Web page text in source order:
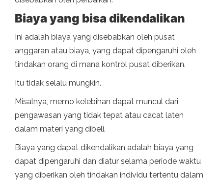
Biaya yang bisa dikendalikan
Ini adalah biaya yang disebabkan oleh pusat
anggaran atau biaya, yang dapat dipengaruhi oleh
tindakan orang di mana kontrol pusat diberikan.
Itu tidak selalu mungkin.
Misalnya, memo kelebihan dapat muncul dari
pengawasan yang tidak tepat atau cacat laten
dalam materi yang dibeli.
Biaya yang dapat dikendalikan adalah biaya yang
dapat dipengaruhi dan diatur selama periode waktu
yang diberikan oleh tindakan individu tertentu dalam